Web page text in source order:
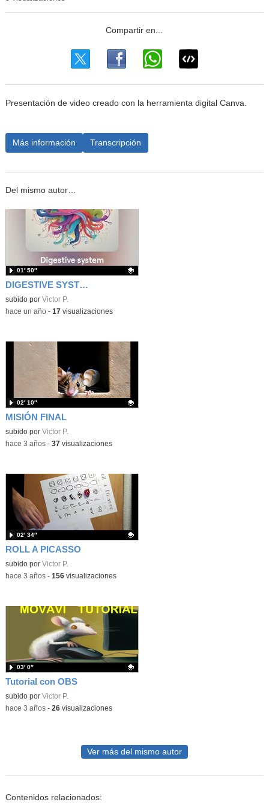
Presentación de video creado con la herramienta digital Canva.
Más información Transcripción
Del mismo autor…
DIGESTIVE SYSTEM SONG 2nd Grade
Contenido educativo.
subido por Victor P.
01′ 50″
-hace un año- 17visualizaciones
MISIÓN FINAL
Contenido educativo.
subido por Victor P.
02′ 10″
-hace 3 años- 37visualizaciones
ROLL A PICASSO
Contenido educativo.
subido por Victor P.
02′ 34″
-hace 3 años- 156visualizaciones
Tutorial con OBS
Contenido educativo.
subido por Victor P.
03′ 0″
-hace 3 años- 26visualizaciones
Ver más del mismo autor
Contenidos relacionados: